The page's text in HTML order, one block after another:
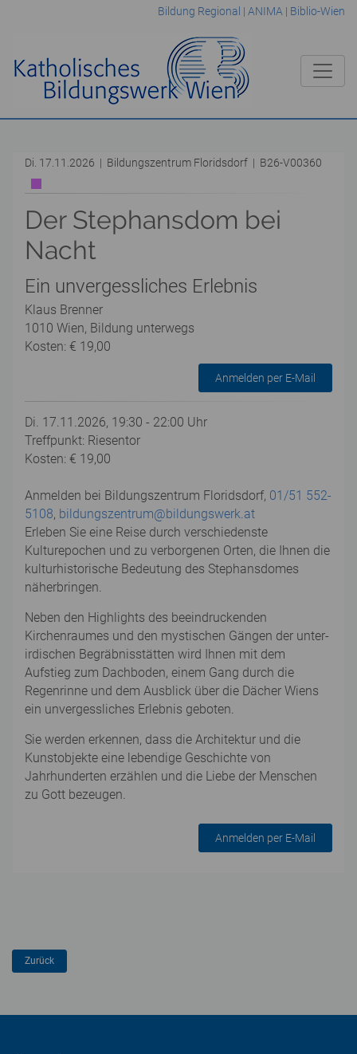
Bildung Regional | ANIMA | Biblio-Wien
Di. 17.11.2026 | Bildungszentrum Floridsdorf | B26-V00360
Der Stephansdom bei
Nacht
Ein unvergessliches Erlebnis
Klaus Brenner
1010 Wien, Bildung unterwegs
Kosten: € 19,00
Anmelden per E-Mail
Di. 17.11.2026, 19:30 - 22:00 Uhr
Treffpunkt: Riesentor
Kosten: € 19,00
Anmelden bei Bildungszentrum Floridsdorf, 01/51 552-
5108, bildungszentrum@bildungswerk.at
Erleben Sie eine Reise durch verschiedenste
Kulturepochen und zu verborgenen Orten, die Ihnen die
kulturhistorische Bedeutung des Stephansdomes
näherbringen.
Neben den Highlights des beeindruckenden
Kirchenraumes und den mystischen Gängen der unter-
irdischen Begräbnisstätten wird Ihnen mit dem
Aufstieg zum Dachboden, einem Gang durch die
Regenrinne und dem Ausblick über die Dächer Wiens
ein unvergessliches Erlebnis geboten.
Sie werden erkennen, dass die Architektur und die
Kunstobjekte eine lebendige Geschichte von
Jahrhunderten erzählen und die Liebe der Menschen
zu Gott bezeugen.
Anmelden per E-Mail